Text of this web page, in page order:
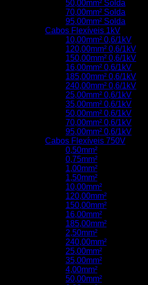
50,00mm² Solda
70,00mm² Solda
95,00mm² Solda
Cabos Flexíveis 1kV
10,00mm² 0,6/1kV
120,00mm² 0,6/1kV
150,00mm² 0,6/1kV
16,00mm² 0,6/1kV
185,00mm² 0,6/1kV
240,00mm² 0,6/1kV
25,00mm² 0,6/1kV
35,00mm² 0,6/1kV
50,00mm² 0,6/1kV
70,00mm² 0,6/1kV
95,00mm² 0,6/1kV
Cabos Flexíveis 750V
0,50mm²
0,75mm²
1,00mm²
1,50mm²
10,00mm²
120,00mm²
150,00mm²
16,00mm²
185,00mm²
2,50mm²
240,00mm²
25,00mm²
35,00mm²
4,00mm²
50,00mm²